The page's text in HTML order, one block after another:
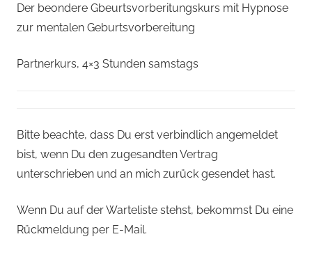
Der beondere Gbeurtsvorberitungskurs mit Hypnose
zur mentalen Geburtsvorbereitung
Partnerkurs, 4×3 Stunden samstags
Bitte beachte, dass Du erst verbindlich angemeldet
bist, wenn Du den zugesandten Vertrag
unterschrieben und an mich zurück gesendet hast.
Wenn Du auf der Warteliste stehst, bekommst Du eine
Rückmeldung per E-Mail.